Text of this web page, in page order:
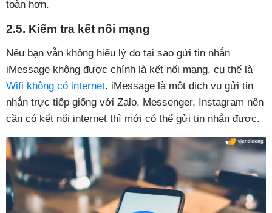
toàn hơn.
2.5. Kiểm tra kết nối mạng
Nếu bạn vẫn không hiểu lý do tại sao gửi tin nhắn
iMessage không được chính là kết nối mạng, cụ thể là
Wifi không có internet. iMessage là một dịch vụ gửi tin
nhắn trực tiếp giống với Zalo, Messenger, Instagram nên
cần có kết nối internet thì mới có thể gửi tin nhắn được.